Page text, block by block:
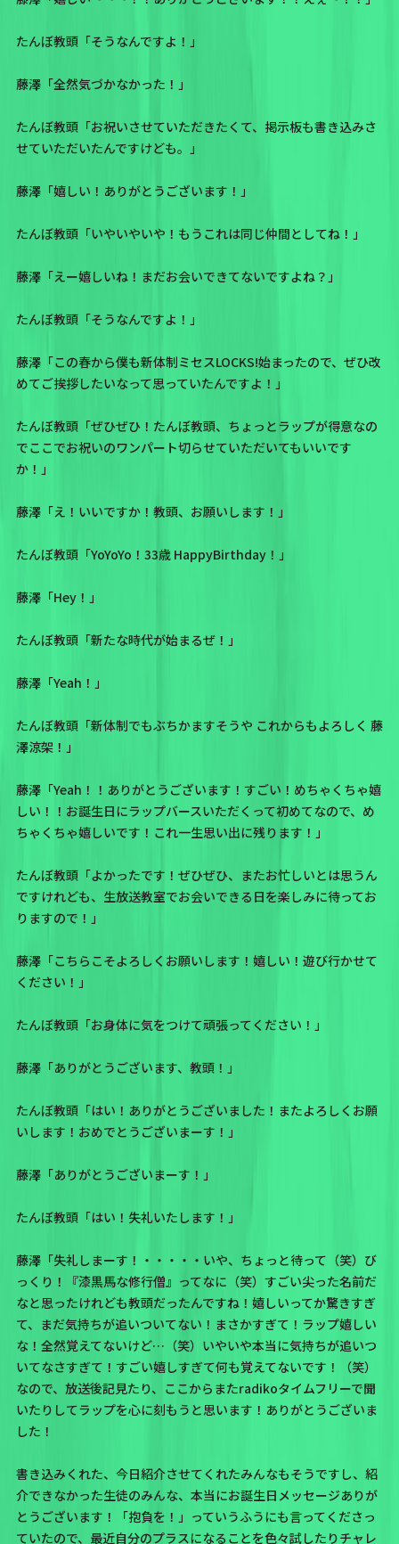
たんぼ教頭「そうなんですよ！」
藤澤「全然気づかなかった！」
たんぼ教頭「お祝いさせていただきたくて、掲示板も書き込みさ
せていただいたんですけども。」
藤澤「嬉しい！ありがとうございます！」
たんぼ教頭「いやいやいや！もうこれは同じ仲間としてね！」
藤澤「えー嬉しいね！まだお会いできてないですよね？」
たんぼ教頭「そうなんですよ！」
藤澤「この春から僕も新体制ミセスLOCKS!始まったので、ぜひ改
めてご挨拶したいなって思っていたんですよ！」
たんぼ教頭「ぜひぜひ！たんぼ教頭、ちょっとラップが得意なの
でここでお祝いのワンパート切らせていただいてもいいです
か！」
藤澤「え！いいですか！教頭、お願いします！」
たんぼ教頭「YoYoYo！33歳 HappyBirthday！」
藤澤「Hey！」
たんぼ教頭「新たな時代が始まるぜ！」
藤澤「Yeah！」
たんぼ教頭「新体制でもぶちかますそうや これからもよろしく 藤
澤涼架！」
藤澤「Yeah！！ありがとうございます！すごい！めちゃくちゃ嬉
しい！！お誕生日にラップバースいただくって初めてなので、め
ちゃくちゃ嬉しいです！これ一生思い出に残ります！」
たんぼ教頭「よかったです！ぜひぜひ、またお忙しいとは思うん
ですけれども、生放送教室でお会いできる日を楽しみに待ってお
りますので！」
藤澤「こちらこそよろしくお願いします！嬉しい！遊び行かせて
ください！」
たんぼ教頭「お身体に気をつけて頑張ってください！」
藤澤「ありがとうございます、教頭！」
たんぼ教頭「はい！ありがとうございました！またよろしくお願
いします！おめでとうございまーす！」
藤澤「ありがとうございまーす！」
たんぼ教頭「はい！失礼いたします！」
藤澤「失礼しまーす！・・・・・いや、ちょっと待って（笑）び
っくり！『漆黒馬な修行僧』ってなに（笑）すごい尖った名前だ
なと思ったけれども教頭だったんですね！嬉しいってか驚きすぎ
て、まだ気持ちが追いついてない！まさかすぎて！ラップ嬉しい
な！全然覚えてないけど…（笑）いやいや本当に気持ちが追いつ
いてなさすぎて！すごい嬉しすぎて何も覚えてないです！（笑）
なので、放送後記見たり、ここからまたradikoタイムフリーで聞
いたりしてラップを心に刻もうと思います！ありがとうございま
した！
書き込みくれた、今日紹介させてくれたみんなもそうですし、紹
介できなかった生徒のみんな、本当にお誕生日メッセージありが
とうございます！「抱負を！」っていうふうにも言ってくださっ
ていたので、最近自分のプラスになることを色々試したりチャレ